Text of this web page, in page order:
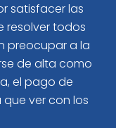
satisfacer las
resolver todos
preocupar a la
de alta como
el pago de
ver con los